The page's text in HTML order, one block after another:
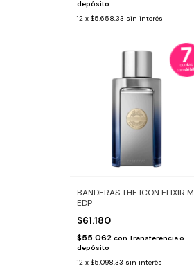
depósito
12 x $5.658,33 sin interés
BANDERAS THE ICON ELIXIR M
EDP
$61.180
$55.062 con Transferencia o
depósito
12 x $5.098,33 sin interés